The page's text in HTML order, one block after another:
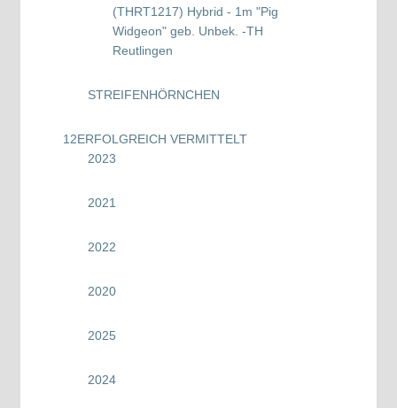
(THRT1217) Hybrid - 1m "Pig
Widgeon" geb. Unbek. -TH
Reutlingen
STREIFENHÖRNCHEN
12ERFOLGREICH VERMITTELT
2023
2021
2022
2020
2025
2024